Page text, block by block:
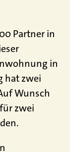
Partner in
in
hat zwei
Wunsch
zwei